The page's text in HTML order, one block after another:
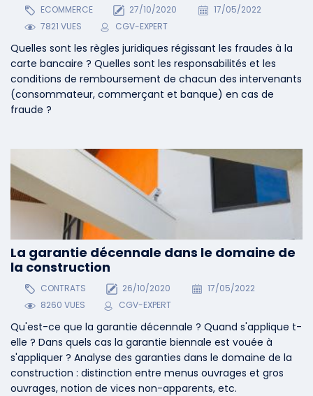
La garantie décennale dans le domaine de
la construction
CONTRATS 26/10/2020
17/05/2022
8260 VUES
CGV-EXPERT
Qu'est-ce que la garantie décennale ? Quand s'applique t-
elle ? Dans quels cas la garantie biennale est vouée à
s'appliquer ? Analyse des garanties dans le domaine de la
construction : distinction entre menus ouvrages et gros
ouvrages, notion de vices non-apparents, etc.
ECOMMERCE 27/10/2020
17/05/2022
7821 VUES
CGV-EXPERT
Quelles sont les règles juridiques régissant les fraudes à la
carte bancaire ? Quelles sont les responsabilités et les
conditions de remboursement de chacun des intervenants
(consommateur, commerçant et banque) en cas de
fraude ?